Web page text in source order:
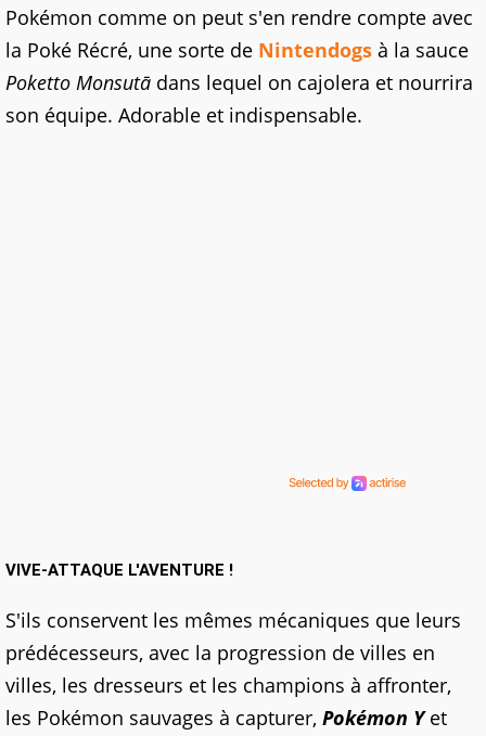
Pokémon comme on peut s'en rendre compte avec
la Poké Récré, une sorte de Nintendogs à la sauce
Poketto Monsutā dans lequel on cajolera et nourrira
son équipe. Adorable et indispensable.
VIVE-ATTAQUE L'AVENTURE !
S'ils conservent les mêmes mécaniques que leurs
prédécesseurs, avec la progression de villes en
villes, les dresseurs et les champions à affronter,
les Pokémon sauvages à capturer, Pokémon Yet